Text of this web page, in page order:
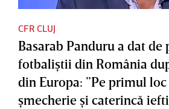
CFR CLUJ
Basarab Panduru a dat de
fotbaliştii din România
din Europa: ”Pe primul
şmecherie şi caterincă